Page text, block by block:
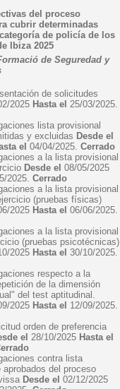
del proceso
cubrir determinadas
de policía de los
Ibiza 2025
de Seguredad y
de solicitudes
2025 Hasta el 25/03/2025.
lista provisional
y excluidas Desde el
el 04/04/2025. Cerrado
a la lista provisional
Desde el 08/05/2025
2025. Cerrado
a la lista provisional
(pruebas físicas)
2025 Hasta el 06/06/2025.
a la lista provisional
(pruebas psicotécnicas)
2025 Hasta el 30/10/2025.
respecto a la
de la dimensión
del test aptitudinal.
2025 Hasta el 12/09/2025.
orden de preferencia
el 28/10/2025 Hasta el
contra lista
aprobados del proceso
Desde el 02/12/2025